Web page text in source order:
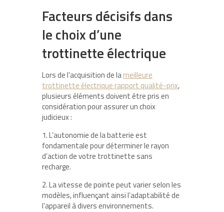
Facteurs décisifs dans
le choix d’une
trottinette électrique
Lors de l’acquisition de lameilleure
trottinette électrique rapport qualité-prix,
plusieurs éléments doivent être pris en
considération pour assurer un choix
judicieux :
1. L’autonomie de la batterie est
fondamentale pour déterminer le rayon
d’action de votre trottinette sans
recharge.
2. La vitesse de pointe peut varier selon les
modèles, influençant ainsi l’adaptabilité de
l’appareil à divers environnements.